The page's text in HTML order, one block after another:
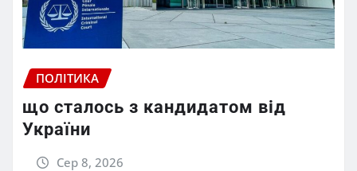
ПОЛІТИКА
що сталось з кандидатом від
України
Сер 8, 2026